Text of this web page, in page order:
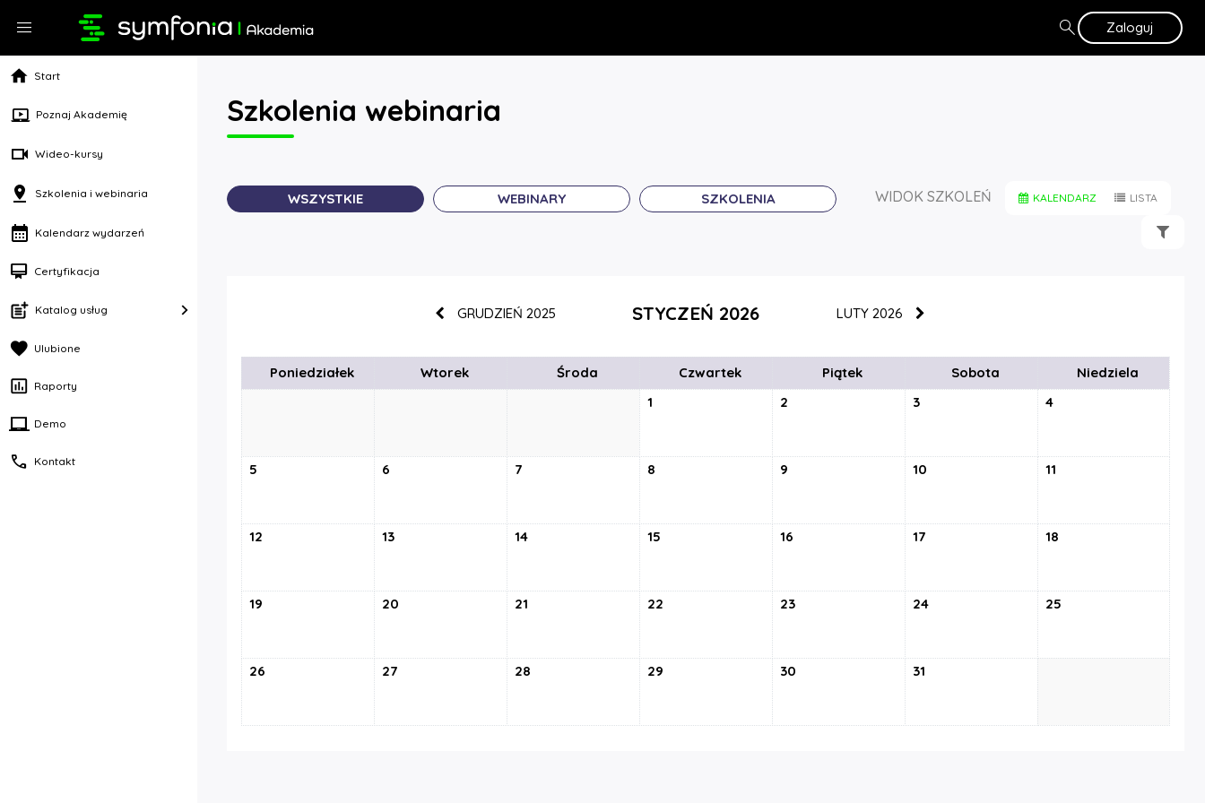
home Start
Poznaj Akademię
Wideo-kursy
Szkolenia i webinaria
Kalendarz wydarzeń
card_membership Certyfikacja
Katalog usług navigate_next
favorite Ulubione
insert_chart_outlined Raporty
laptop_chromebook Demo
call Kontakt
menu search Zaloguj
Szkolenia webinaria
WSZYSTKIE WEBINARY SZKOLENIA WIDOK SZKOLEŃ KALENDARZ LISTA
GRUDZIEŃ 2025 STYCZEŃ 2026 LUTY 2026
Poniedziałek Wtorek Środa Czwartek Piątek Sobota
Niedziela
1
2 3 4
5 6 7 8 9 10 11
12 13 14 15 16 17 18
19 20 21 22 23 24 25
26 27 28 29 30 31